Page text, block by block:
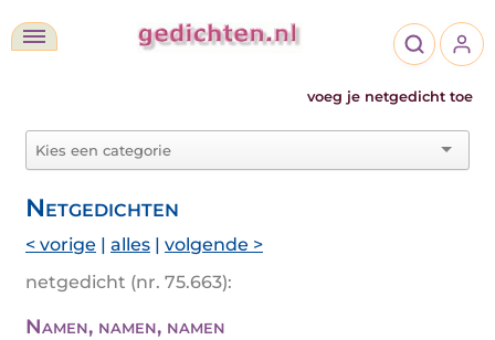
voeg je netgedicht toe
Netgedichten
< vorige | alles | volgende >
netgedicht (nr. 75.663):
Namen, namen, namen